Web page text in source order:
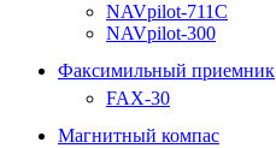
NAVpilot-711С
NAVpilot-300
Факсимильный приемник
FAX-30
Магнитный компас